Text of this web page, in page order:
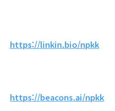
https://linkin.bio/npkk
https://beacons.ai/npkk